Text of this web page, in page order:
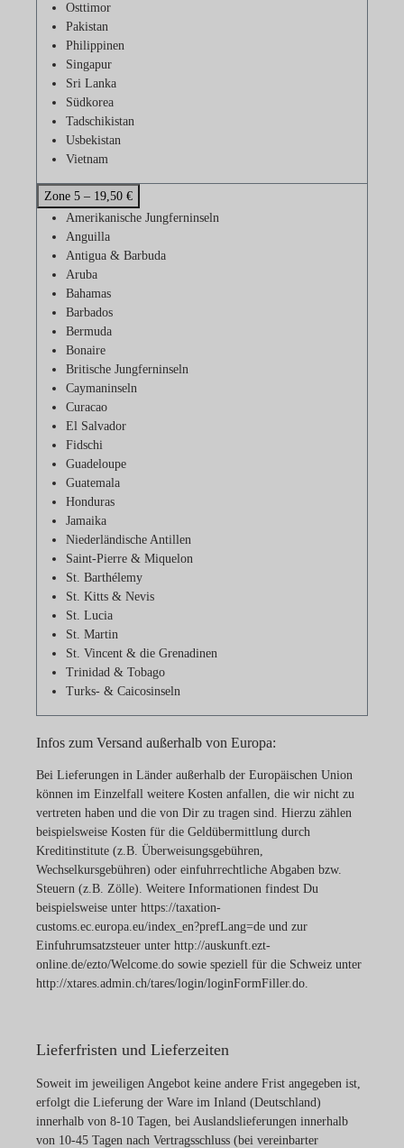
Osttimor
Pakistan
Philippinen
Singapur
Sri Lanka
Südkorea
Tadschikistan
Usbekistan
Vietnam
Zone 5 – 19,50 €
Amerikanische Jungferninseln
Anguilla
Antigua & Barbuda
Aruba
Bahamas
Barbados
Bermuda
Bonaire
Britische Jungferninseln
Caymaninseln
Curacao
El Salvador
Fidschi
Guadeloupe
Guatemala
Honduras
Jamaika
Niederländische Antillen
Saint-Pierre & Miquelon
St. Barthélemy
St. Kitts & Nevis
St. Lucia
St. Martin
St. Vincent & die Grenadinen
Trinidad & Tobago
Turks- & Caicosinseln
Infos zum Versand außerhalb von Europa:
Bei Lieferungen in Länder außerhalb der Europäischen Union
können im Einzelfall weitere Kosten anfallen, die wir nicht zu
vertreten haben und die von Dir zu tragen sind. Hierzu zählen
beispielsweise Kosten für die Geldübermittlung durch
Kreditinstitute (z.B. Überweisungsgebühren,
Wechselkursgebühren) oder einfuhrrechtliche Abgaben bzw.
Steuern (z.B. Zölle). Weitere Informationen findest Du
beispielsweise unter https://taxation-
customs.ec.europa.eu/index_en?prefLang=de und zur
Einfuhrumsatzsteuer unter http://auskunft.ezt-
online.de/ezto/Welcome.do sowie speziell für die Schweiz unter
http://xtares.admin.ch/tares/login/loginFormFiller.do
Lieferfristen und Lieferzeiten
Soweit im jeweiligen Angebot keine andere Frist angegeben ist,
erfolgt die Lieferung der Ware im Inland (Deutschland)
innerhalb von 8-10 Tagen, bei Auslandslieferungen innerhalb
von 10-45 Tagen nach Vertragsschluss (bei vereinbarter